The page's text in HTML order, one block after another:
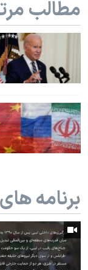
نرگس محمدی
همایش
صفحه‌های ویژه
سفر پرزیدنت
مطالب
برنامه